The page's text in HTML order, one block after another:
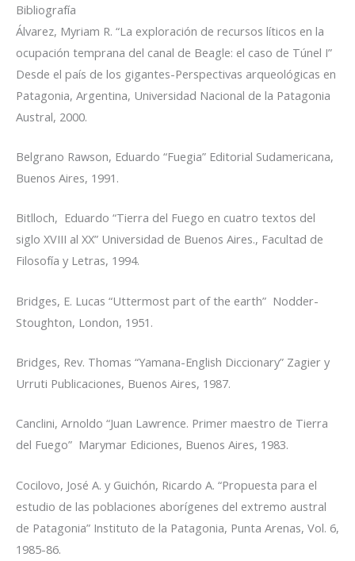
Bibliografía
Álvarez, Myriam R. “La exploración de recursos líticos en la
ocupación temprana del canal de Beagle: el caso de Túnel I”
Desde el país de los gigantes-Perspectivas arqueológicas en
Patagonia, Argentina, Universidad Nacional de la Patagonia
Austral, 2000.
Belgrano Rawson, Eduardo “Fuegia” Editorial Sudamericana,
Buenos Aires, 1991.
Bitlloch, Eduardo “Tierra del Fuego en cuatro textos del
siglo XVIII al XX” Universidad de Buenos Aires., Facultad de
Filosofía y Letras, 1994.
Bridges, E. Lucas “Uttermost part of the earth” Nodder-
Stoughton, London, 1951.
Bridges, Rev. Thomas “Yamana-English Diccionary” Zagier y
Urruti Publicaciones, Buenos Aires, 1987.
Canclini, Arnoldo “Juan Lawrence. Primer maestro de Tierra
del Fuego” Marymar Ediciones, Buenos Aires, 1983.
Cocilovo, José A. y Guichón, Ricardo A. “Propuesta para el
estudio de las poblaciones aborígenes del extremo austral
de Patagonia” Instituto de la Patagonia, Punta Arenas, Vol. 6,
1985-86.